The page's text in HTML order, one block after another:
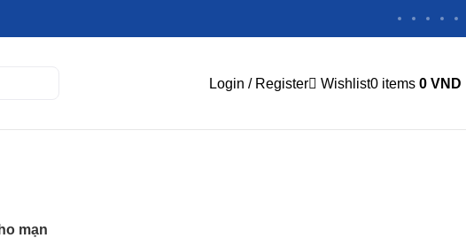
Login / Register Wishlist0 items 0 VND
mạn